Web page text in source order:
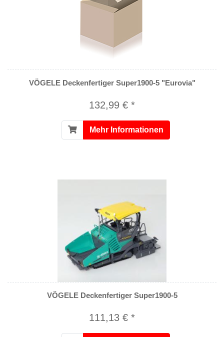
VÖGELE Deckenfertiger Super1900-5 "Eurovia"
132,99 € *
Mehr Informationen
VÖGELE Deckenfertiger Super1900-5
111,13 € *